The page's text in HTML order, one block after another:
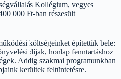
Kollégium, vegyes
000 Ft-ban részesült
költségeinket építettük bele:
díjak, honlap fenntartáshoz
Addig szakmai programunkban
kerültek feltüntetésre.